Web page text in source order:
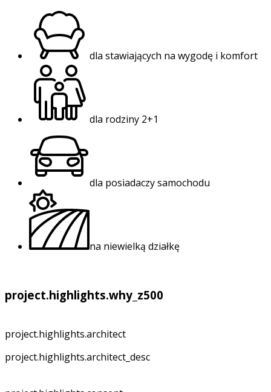
dla stawiających na wygodę i komfort
dla rodziny 2+1
dla posiadaczy samochodu
na niewielką działkę
project.highlights.why_z500
project.highlights.architect
project.highlights.architect_desc